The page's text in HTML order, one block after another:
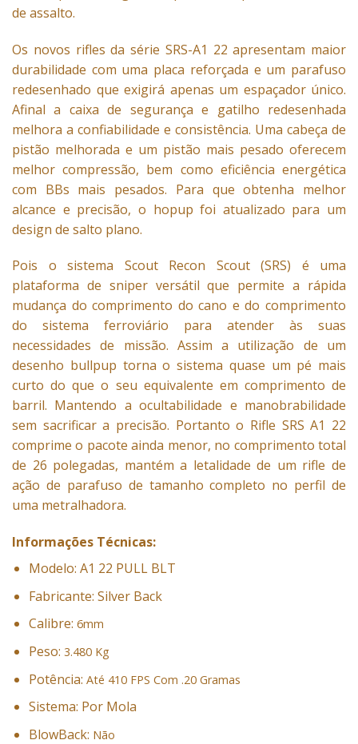
de assalto.
Os novos rifles da série SRS-A1 22 apresentam maior
durabilidade com uma placa reforçada e um parafuso
redesenhado que exigirá apenas um espaçador único.
Afinal a caixa de segurança e gatilho redesenhada
melhora a confiabilidade e consistência. Uma cabeça de
pistão melhorada e um pistão mais pesado oferecem
melhor compressão, bem como eficiência energética
com BBs mais pesados. Para que obtenha melhor
alcance e precisão, o hopup foi atualizado para um
design de salto plano.
Pois o sistema Scout Recon Scout (SRS) é uma
plataforma de sniperversátil que permite a rápida
mudança do comprimento do cano e do comprimento
do sistema ferroviário para atender às suas
necessidades de missão. Assim a utilização de um
desenho bullpup torna o sistema quase um pé mais
curto do que o seu equivalente em comprimento de
barril. Mantendo a ocultabilidade e manobrabilidade
sem sacrificar a precisão. Portanto o Rifle SRS A1 22
comprime o pacote ainda menor, no comprimento total
de 26 polegadas, mantém a letalidade de um rifle de
ação de parafuso de tamanho completo no perfil de
uma metralhadora.
Informações Técnicas:
Modelo: A1 22 PULL BLT
Fabricante: Silver Back
Calibre: 6mm
Peso: 3.480 Kg
Potência: Até 410 FPS Com .20 Gramas
Sistema: Por Mola
BlowBack: Não